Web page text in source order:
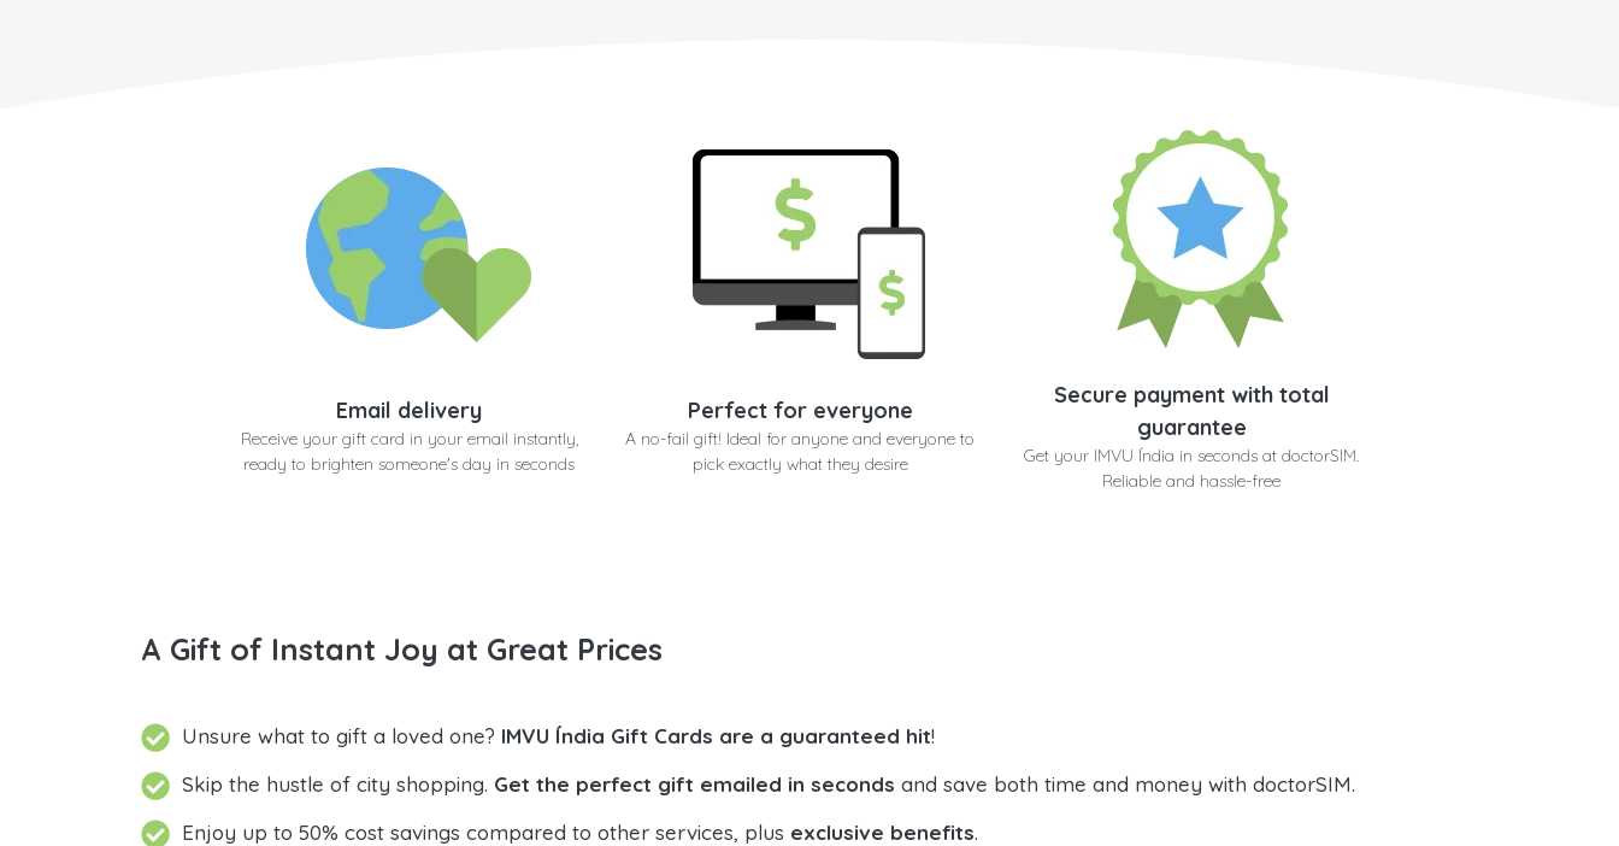
Email delivery
Receive your gift card in your email instantly,
ready to brighten someone's day in seconds
Perfect for everyone
A no-fail gift! Ideal for anyone and everyone to
pick exactly what they desire
Secure payment with total
guarantee
Get your IMVU Índia in seconds at doctorSIM.
Reliable and hassle-free
A Gift of Instant Joy at Great Prices
Unsure what to gift a loved one? IMVU Índia Gift Cards are a guaranteed hit!
Skip the hustle of city shopping. Get the perfect gift emailed in seconds and save both time and money with doctorSIM.
Enjoy up to 50% cost savings compared to other services, plus exclusive benefits.